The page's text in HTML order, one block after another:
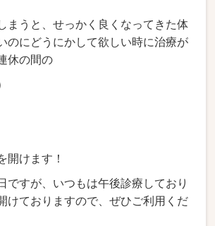
まうと、せっかく良くなってきた体
のにどうにかして欲しい時に治療が
休の間の
開けます！
ですが、いつもは午後診療しており
けておりますので、ぜひご利用くだ